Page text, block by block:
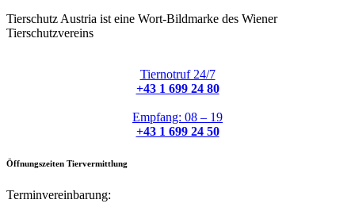
Tierschutz Austria ist eine Wort-Bildmarke des Wiener
Tierschutzvereins
Tiernotruf 24/7
+43 1 699 24 80
Empfang: 08 – 19
+43 1 699 24 50
Öffnungszeiten Tiervermittlung
Terminvereinbarung: